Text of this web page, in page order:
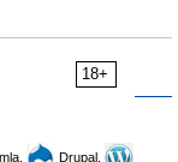
18+
Drupal,